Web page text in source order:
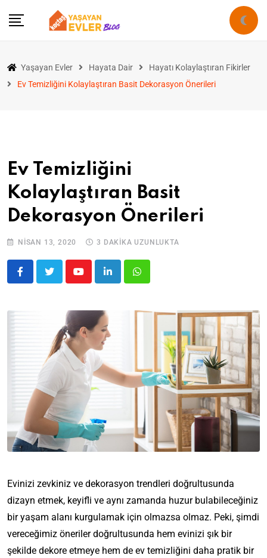
Yaşayan Evler Hayata Dair
Hayatı Kolaylaştıran Fikirler
Ev Temizliğini Kolaylaştıran Basit Dekorasyon Önerileri
Ev Temizliğini
Kolaylaştıran Basit
Dekorasyon Önerileri
NISAN 13, 2020 3 DAKIKA UZUNLUKTA
Evinizi zevkiniz ve dekorasyon trendleri doğrultusunda
dizayn etmek, keyifli ve aynı zamanda huzur bulabileceğiniz
bir yaşam alanı kurgulamak için olmazsa olmaz. Peki, şimdi
vereceğimiz öneriler doğrultusunda hem evinizi şık bir
şekilde dekore etmeye hem de ev temizliğini daha pratik bir